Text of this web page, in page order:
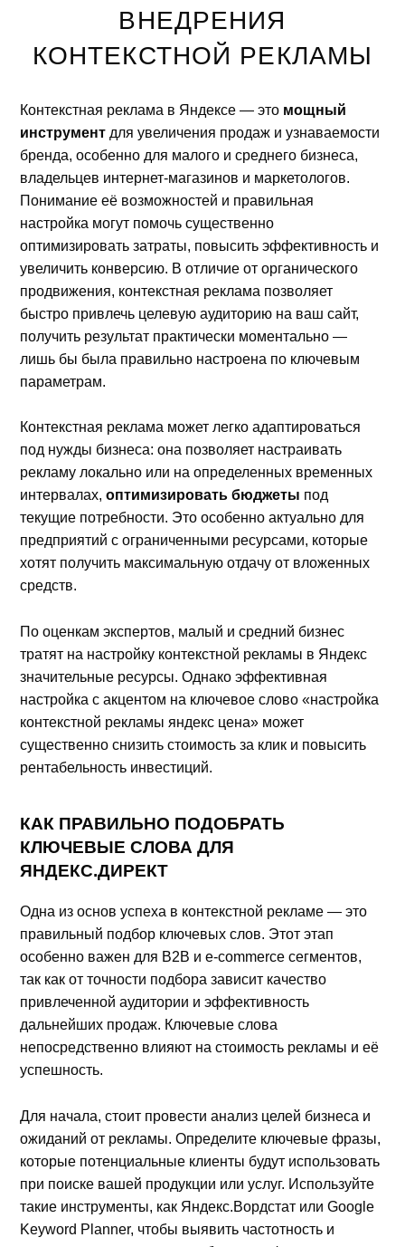
ВНЕДРЕНИЯ
КОНТЕКСТНОЙ РЕКЛАМЫ
Контекстная реклама в Яндексе — это мощный
инструмент для увеличения продаж и узнаваемости
бренда, особенно для малого и среднего бизнеса,
владельцев интернет-магазинов и маркетологов.
Понимание её возможностей и правильная
настройка могут помочь существенно
оптимизировать затраты, повысить эффективность и
увеличить конверсию. В отличие от органического
продвижения, контекстная реклама позволяет
быстро привлечь целевую аудиторию на ваш сайт,
получить результат практически моментально —
лишь бы была правильно настроена по ключевым
параметрам.
Контекстная реклама может легко адаптироваться
под нужды бизнеса: она позволяет настраивать
рекламу локально или на определенных временных
интервалах,оптимизировать бюджеты под
текущие потребности. Это особенно актуально для
предприятий с ограниченными ресурсами, которые
хотят получить максимальную отдачу от вложенных
средств.
По оценкам экспертов, малый и средний бизнес
тратят на настройку контекстной рекламы в Яндекс
значительные ресурсы. Однако эффективная
настройка с акцентом на ключевое слово «настройка
контекстной рекламы яндекс цена» может
существенно снизить стоимость за клик и повысить
рентабельность инвестиций.
КАК ПРАВИЛЬНО ПОДОБРАТЬ
КЛЮЧЕВЫЕ СЛОВА ДЛЯ
ЯНДЕКС.ДИРЕКТ
Одна из основ успеха в контекстной рекламе — это
правильный подбор ключевых слов. Этот этап
особенно важен для B2B и e-commerce сегментов,
так как от точности подбора зависит качество
привлеченной аудитории и эффективность
дальнейших продаж. Ключевые слова
непосредственно влияют на стоимость рекламы и её
успешность.
Для начала, стоит провести анализ целей бизнеса и
ожиданий от рекламы. Определите ключевые фразы,
которые потенциальные клиенты будут использовать
при поиске вашей продукции или услуг. Используйте
такие инструменты, как Яндекс.Вордстат или Google
Keyword Planner, чтобы выявить частотность и